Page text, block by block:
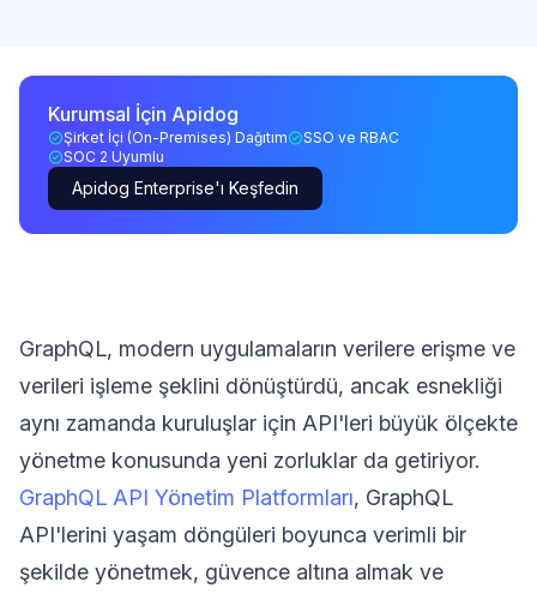
Kurumsal İçin Apidog
Şirket İçi (On-Premises) Dağıtım
SSO ve RBAC
SOC 2 Uyumlu
Apidog Enterprise'ı Keşfedin
GraphQL, modern uygulamaların verilere erişme ve
verileri işleme şeklini dönüştürdü, ancak esnekliği
aynı zamanda kuruluşlar için API'leri büyük ölçekte
yönetme konusunda yeni zorluklar da getiriyor.
GraphQL API Yönetim Platformları, GraphQL
API'lerini yaşam döngüleri boyunca verimli bir
şekilde yönetmek, güvence altına almak ve